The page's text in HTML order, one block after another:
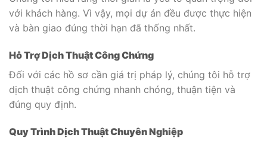
với khách hàng. Vì vậy, mọi dự án đều được thực hiện
và bàn giao đúng thời hạn đã thống nhất.
Hỗ Trợ Dịch Thuật Công Chứng
Đối với các hồ sơ cần giá trị pháp lý, chúng tôi hỗ trợ
dịch thuật công chứng nhanh chóng, thuận tiện và
đúng quy định.
Quy Trình Dịch Thuật Chuyên Nghiệp